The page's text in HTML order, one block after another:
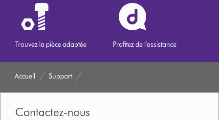
Trouvez la pièce adaptée Profitez de l'assistance
Accueil Support
Contactez-nous